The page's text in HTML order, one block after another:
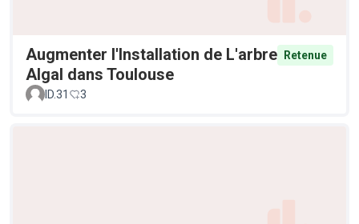
Augmenter l'Installation de L'arbre
Algal dans Toulouse
Retenue
ID.31 3